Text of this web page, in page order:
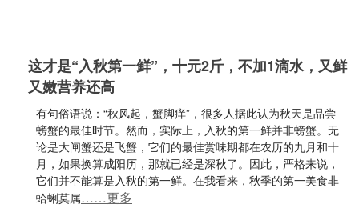
这才是“入秋第一鲜”，十元2斤，不加1滴水，又鲜
又嫩营养还高
有句俗语说：“秋风起，蟹脚痒”，很多人据此认为秋天是品尝
螃蟹的最佳时节。然而，实际上，入秋的第一鲜并非螃蟹。无
论是大闸蟹还是飞蟹，它们的最佳赏味期都在农历的九月和十
月，如果换算成阳历，那就已经是深秋了。因此，严格来说，
它们并不能算是入秋的第一鲜。在我看来，秋季的第一美食非
蛤蜊莫属……更多